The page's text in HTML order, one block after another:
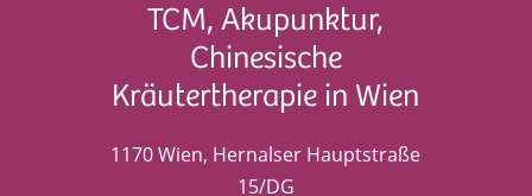
TCM, Akupunktur,
Chinesische
Kräutertherapie in Wien
1170 Wien, Hernalser Hauptstraße
15/DG